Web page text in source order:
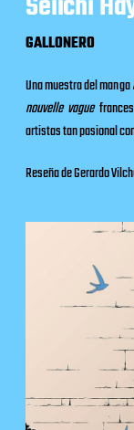
GALLONERO
Una muestra del manga
nouvelle vague
artistas tan pasional
Reseña de Gerardo